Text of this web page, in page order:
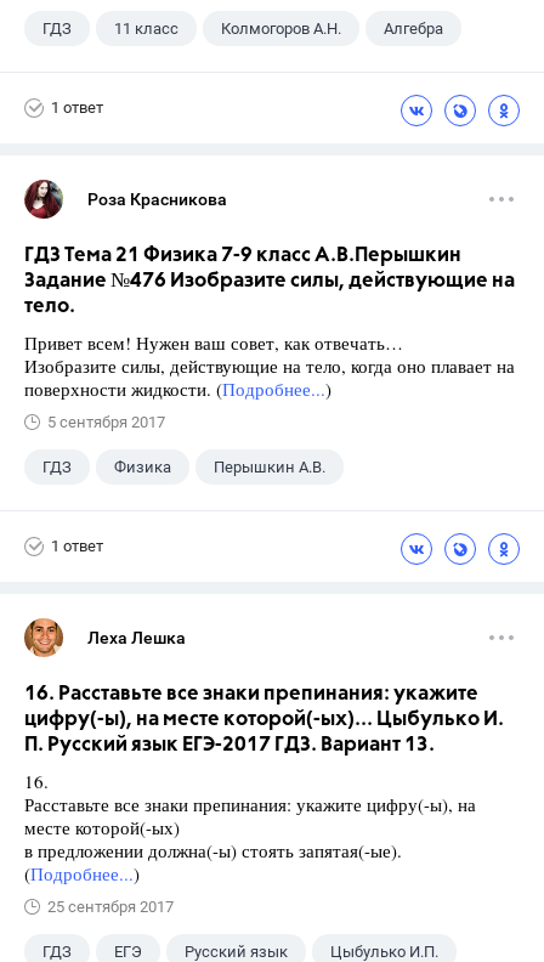
ГДЗ 11 класс Колмогоров А.Н. Алгебра
1 ответ
Роза Красникова
ГДЗ Тема 21 Физика 7-9 класс А.В.Перышкин
Задание №476 Изобразите силы, действующие на
тело.
Привет всем! Нужен ваш совет, как отвечать…
Изобразите силы, действующие на тело, когда оно плавает на
поверхности жидкости. (Подробнее...)
5 сентября 2017
ГДЗ Физика Перышкин А.В.
1 ответ
Леха Лешка
16. Расставьте все знаки препинания: укажите
цифру(-ы), на месте которой(-ых)... Цыбулько И.
П. Русский язык ЕГЭ-2017 ГДЗ. Вариант 13.
16.
Расставьте все знаки препинания: укажите цифру(-ы), на
месте которой(-ых)
в предложении должна(-ы) стоять запятая(-ые).
(Подробнее...)
25 сентября 2017
ГДЗ ЕГЭ Русский язык Цыбулько И.П.